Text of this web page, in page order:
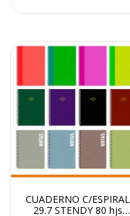
CUADERNO C/ESPIRAL
29.7 STENDY 80 hjs